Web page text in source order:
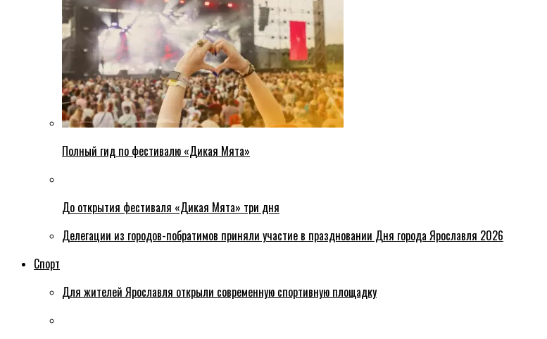
Полный гид по фестивалю «Дикая Мята»
До открытия фестиваля «Дикая Мята» три дня
Делегации из городов-побратимов приняли участие в праздновании Дня города Ярославля 2026
Спорт
Для жителей Ярославля открыли современную спортивную площадку